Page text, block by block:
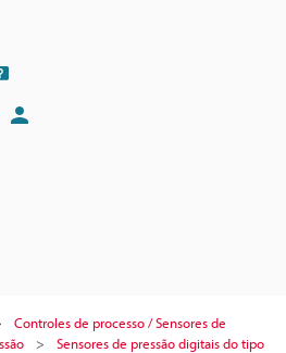
Controles de processo / Sensores de
Sensores de pressão digitais do tipo